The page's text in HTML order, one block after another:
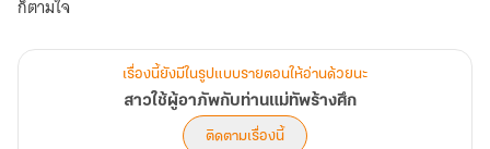
ก็ตามใจ
เรื่องนี้ยังมีในรูปแบบรายตอนให้อ่านด้วยนะ
สาวใช้ผู้อาภัพกับท่านแม่ทัพร้างศึก
ติดตามเรื่องนี้